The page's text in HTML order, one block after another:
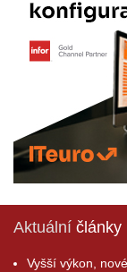
Aktuální články
Vyšší výkon,